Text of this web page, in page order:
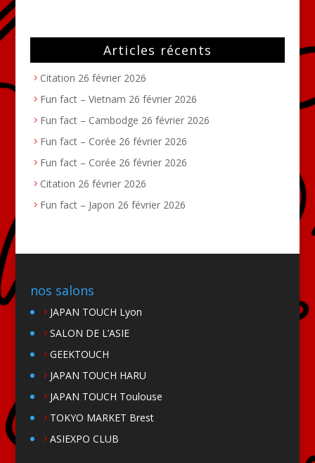
Articles récents
Citation 26 février 2026
Fun fact – Vietnam 26 février 2026
Fun fact – Cambodge 26 février 2026
Fun fact – Corée 26 février 2026
Fun fact – Corée 26 février 2026
Citation 26 février 2026
Fun fact – Japon 26 février 2026
nos salons
JAPAN TOUCH Lyon
SALON DE L’ASIE
GEEKTOUCH
JAPAN TOUCH HARU
JAPAN TOUCH Toulouse
TOKYO MARKET Brest
ASIEXPO CLUB